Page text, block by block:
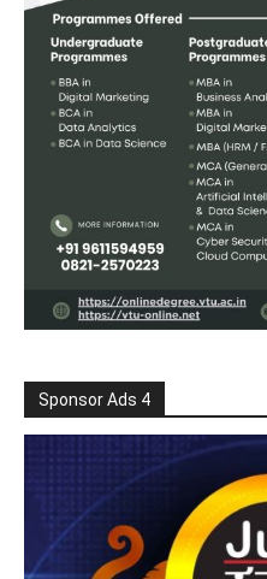
Sponsor Ads 4